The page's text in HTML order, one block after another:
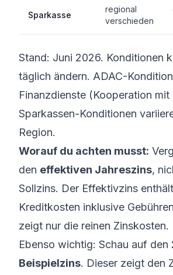
Sparkasse
regional
verschieden
Stand: Juni 2026. Konditionen
täglich ändern. ADAC-
Finanzdienste (Kooperation mit
Sparkassen-Konditionen
Region.
Worauf du achten musst:
den effektiven Jahreszins,
Sollzins. Der Effektivzins
Kreditkosten inklusive
zeigt nur die reinen Zinskosten.
Ebenso wichtig: Schau auf den
Beispielzins. Dieser zeigt den